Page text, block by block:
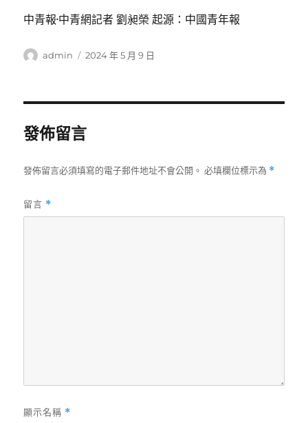
中青報·中青網記者 劉昶榮 起源：中國青年報
作
admin
發
2024 年 5 月 9 日
發佈留言
發佈留言必須填寫的電子郵件地址不會公開。 必填欄位標示為 *
留言 *
顯示名稱 *